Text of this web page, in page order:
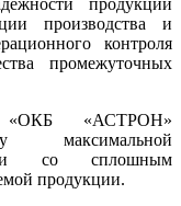
продукции
производства и
контроля
промежуточных
«ОКБ «АСТРОН»
максимальной
со сплошным
продукции.